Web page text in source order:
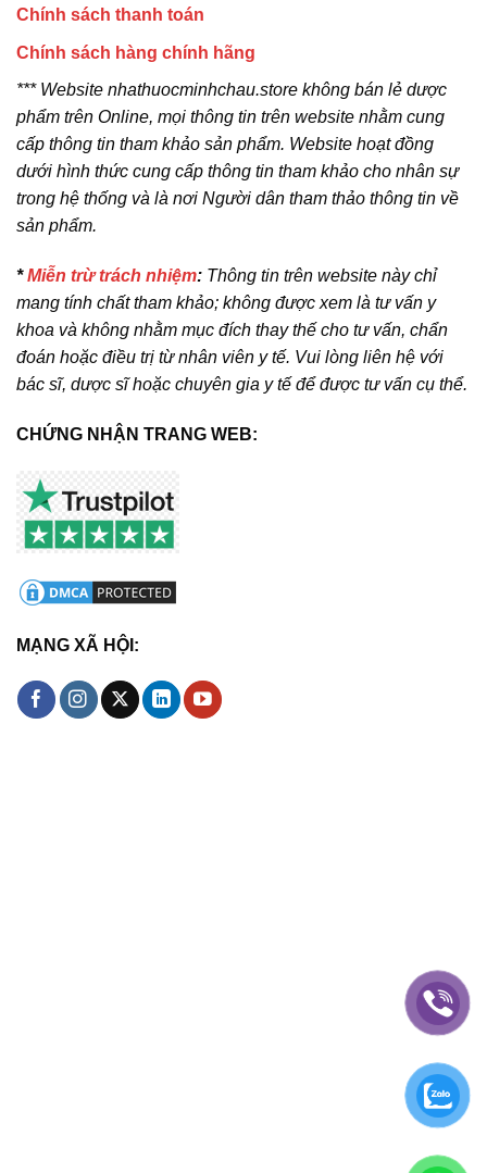
Chính sách thanh toán
Chính sách hàng chính hãng
*** Website nhathuocminhchau.store không bán lẻ dược
phẩm trên Online, mọi thông tin trên website nhằm cung
cấp thông tin tham khảo sản phẩm. Website hoạt đồng
dưới hình thức cung cấp thông tin tham khảo cho nhân sự
trong hệ thống và là nơi Người dân tham thảo thông tin về
sản phẩm.
*Miễn trừ trách nhiệm: Thông tin trên website này chỉ
mang tính chất tham khảo; không được xem là tư vấn y
khoa và không nhằm mục đích thay thế cho tư vấn, chẩn
đoán hoặc điều trị từ nhân viên y tế. Vui lòng liên hệ với
bác sĩ, dược sĩ hoặc chuyên gia y tế để được tư vấn cụ thể.
CHỨNG NHẬN TRANG WEB:
MẠNG XÃ HỘI: